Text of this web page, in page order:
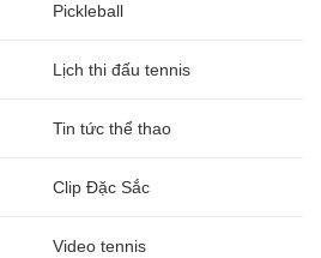
Pickleball
Lịch thi đấu tennis
Tin tức thể thao
Clip Đặc Sắc
Video tennis